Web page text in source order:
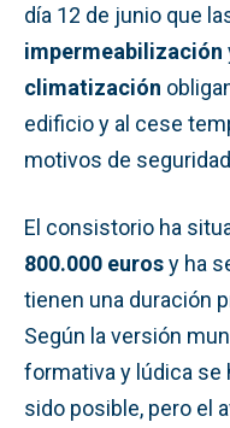
día 12 de junio que
impermeabilización
climatización
edificio y al cese
motivos de
El consistorio ha
800.000 eurosy ha
tienen una duración
Según la versión
formativa y lúdica se
sido posible, pero el